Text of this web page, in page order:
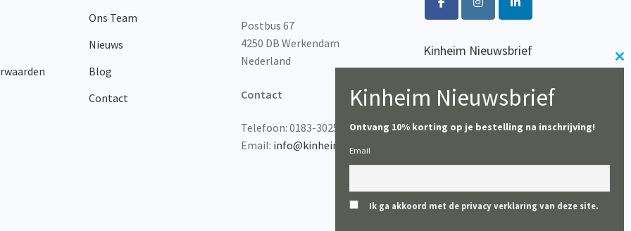
Ons Team
Nieuws
Blog
Contact
Postbus 67
4250 DB Werkendam
Nederland
Contact
Telefoon: 0183-302537
Email: info@kinheim.com
Kinheim Nieuwsbrief
van het laatste nieuws?
Inschrijven
Kinheim Nieuwsbrief
Ontvang 10% korting op je bestelling na inschrijving!
Email
Ik ga akkoord met de privacy verklaring van deze site.